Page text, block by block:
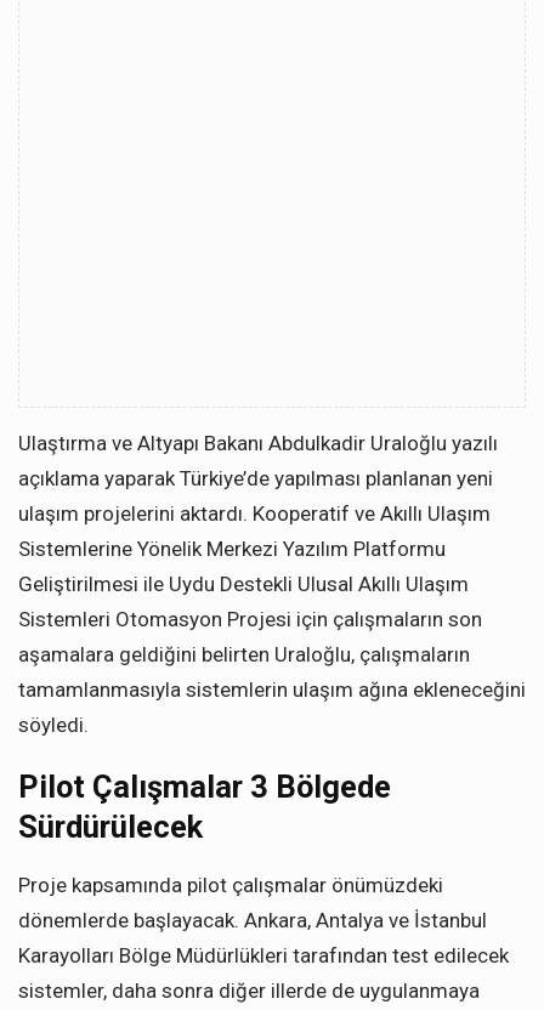
Ulaştırma ve Altyapı Bakanı Abdulkadir Uraloğlu yazılı
açıklama yaparak Türkiye’de yapılması planlanan yeni
ulaşım projelerini aktardı. Kooperatif ve Akıllı Ulaşım
Sistemlerine Yönelik Merkezi Yazılım Platformu
Geliştirilmesi ile Uydu Destekli Ulusal Akıllı Ulaşım
Sistemleri Otomasyon Projesi için çalışmaların son
aşamalara geldiğini belirten Uraloğlu, çalışmaların
tamamlanmasıyla sistemlerin ulaşım ağına ekleneceğini
söyledi.
Pilot Çalışmalar 3 Bölgede
Sürdürülecek
Proje kapsamında pilot çalışmalar önümüzdeki
dönemlerde başlayacak. Ankara, Antalya ve İstanbul
Karayolları Bölge Müdürlükleri tarafından test edilecek
sistemler, daha sonra diğer illerde de uygulanmaya